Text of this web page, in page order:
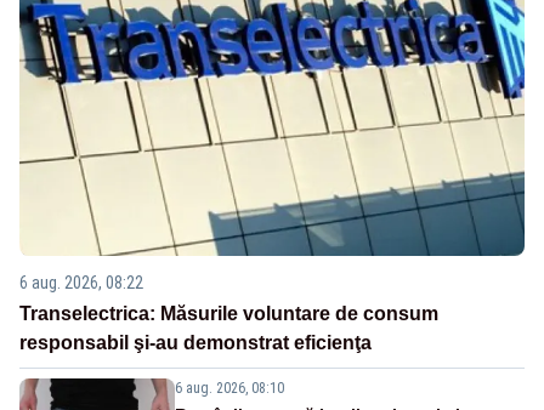
6 aug. 2026, 08:22
Transelectrica: Măsurile voluntare de consum
responsabil şi-au demonstrat eficienţa
6 aug. 2026, 08:10